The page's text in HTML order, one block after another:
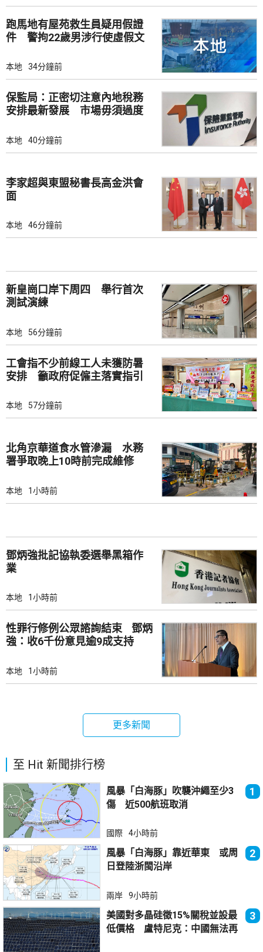
跑馬地有屋苑救生員疑用假證
件 警拘22歲男涉行使虛假文
本地 34分鐘前
保監局：正密切注意內地稅務
安排最新發展 市場毋須過度
本地 40分鐘前
李家超與東盟秘書長高金洪會
面
本地 46分鐘前
新皇崗口岸下周四 舉行首次
測試演練
本地 56分鐘前
工會指不少前線工人未獲防暑
安排 籲政府促僱主落實指引
本地 57分鐘前
北角京華道食水管滲漏 水務
署爭取晚上10時前完成維修
本地 1小時前
鄧炳強批記協執委選舉黑箱作
業
本地 1小時前
性罪行修例公眾諮詢結束 鄧炳
強：收6千份意見逾9成支持
本地 1小時前
更多新聞
至 Hit 新聞排行榜
風暴「白海豚」吹襲沖繩至少3
傷 近500航班取消
1
國際 4小時前
風暴「白海豚」靠近華東 或周
日登陸浙閩沿岸
2
兩岸 9小時前
美國對多晶硅徵15%關稅並設最
低價格 盧特尼克：中國無法再
3